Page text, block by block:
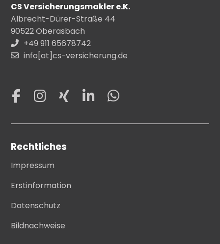
CS Versicherungsmakler e.K.
Albrecht-Dürer-Straße 44
90522 Oberasbach
+49 911 65678742
info[at]cs-versicherung.de
Rechtliches
Impressum
Erstinformation
Datenschutz
Bildnachweise